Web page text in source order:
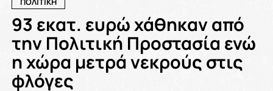
93 εκατ. ευρώ χάθηκαν από
την Πολιτική Προστασία ενώ
η χώρα μετρά νεκρούς στις
φλόγες